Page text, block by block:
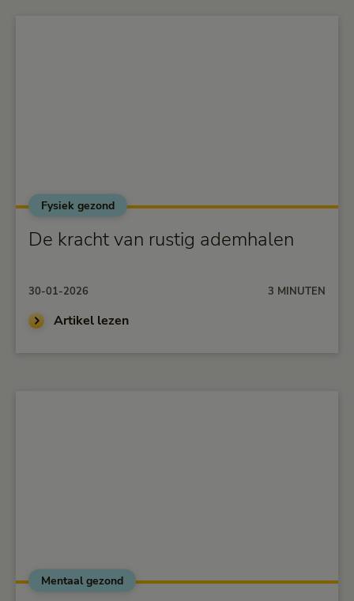
alt="De kracht van rustig ademhalen">
Fysiek gezond
De kracht van rustig ademhalen
30-01-2026 3 MINUTEN
Artikel lezen
alt="De power van pauzes geeft burn-out geen kans">
Mentaal gezond